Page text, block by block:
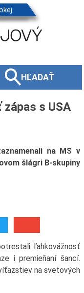
HĽADAŤ
s USA
na MS v
šlágri B-skupiny
ľahkovážnosť
i premieňaní šancí.
na svetových